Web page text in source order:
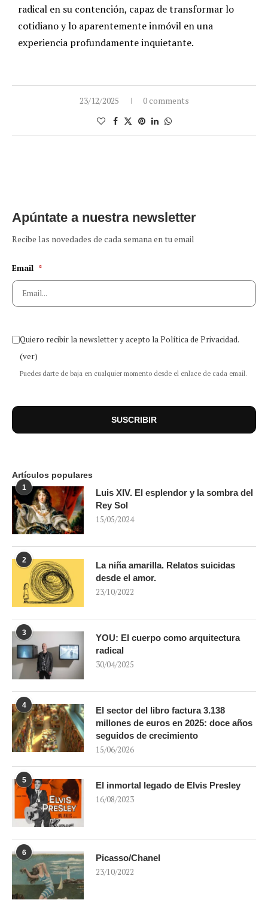
radical en su contención, capaz de transformar lo
cotidiano y lo aparentemente inmóvil en una
experiencia profundamente inquietante.
23/12/2025 0 comments
Apúntate a nuestra newsletter
Recibe las novedades de cada semana en tu email
Email *
Quiero recibir la newsletter y acepto la Política de Privacidad.
(ver)
Puedes darte de baja en cualquier momento desde el enlace de cada email.
Artículos populares
1
Luis XIV. El esplendor y la sombra del
Rey Sol
15/05/2024
2
La niña amarilla. Relatos suicidas
desde el amor.
23/10/2022
3
YOU: El cuerpo como arquitectura
radical
30/04/2025
4
El sector del libro factura 3.138
millones de euros en 2025: doce años
seguidos de crecimiento
15/06/2026
5
El inmortal legado de Elvis Presley
16/08/2023
6
Picasso/Chanel
23/10/2022